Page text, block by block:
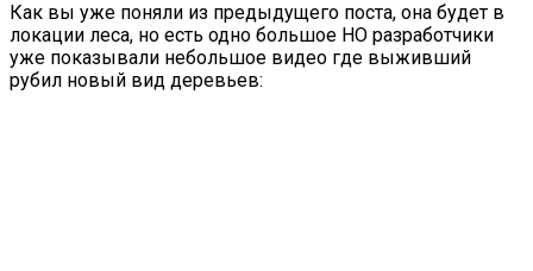
Как вы уже поняли из предыдущего поста, она будет в
локации леса, но есть одно большое НО разработчики
уже показывали небольшое видео где выживший
рубил новый вид деревьев: